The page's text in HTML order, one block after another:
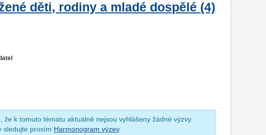
děti, rodiny a mladé dospělé (4)
k tomuto tématu aktuálně nejsou vyhlášeny žádné výzvy.
sledujte prosím Harmonogram výzev.